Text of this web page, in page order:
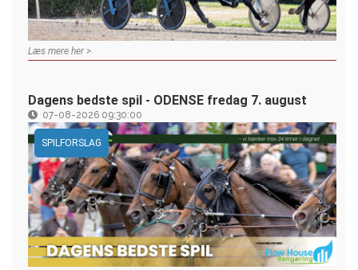
Læs mere her >
Dagens bedste spil - ODENSE fredag 7. august
07-08-2026 09:30:00
SPILFORSLAG